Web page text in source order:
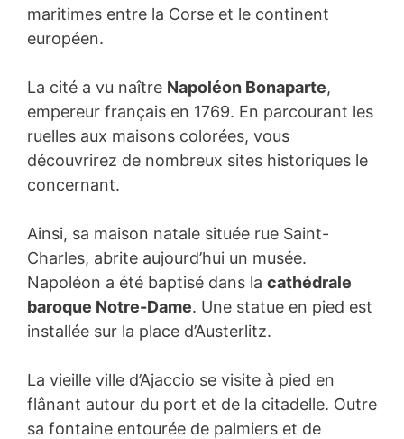
maritimes entre la Corse et le continent
européen.
La cité a vu naître Napoléon Bonaparte,
empereur français en 1769. En parcourant les
ruelles aux maisons colorées, vous
découvrirez de nombreux sites historiques le
concernant.
Ainsi, sa maison natale située rue Saint-
Charles, abrite aujourd’hui un musée.
Napoléon a été baptisé dans la cathédrale
baroque Notre-Dame. Une statue en pied est
installée sur la place d’Austerlitz.
La vieille ville d’Ajaccio se visite à pied en
flânant autour du port et de la citadelle. Outre
sa fontaine entourée de palmiers et de